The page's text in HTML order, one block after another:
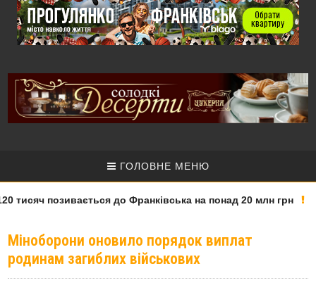
ГОЛОВНЕ МЕНЮ
позивається до Франківська на понад 20 млн грн
Міноборони оновило порядок виплат
родинам загиблих військових